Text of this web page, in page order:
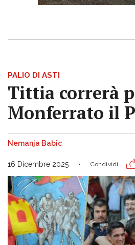
PALIO DI ASTI
Tittia correrà
Monferrato il
Nemanja Babic
16 Dicembre 2025 Condividi